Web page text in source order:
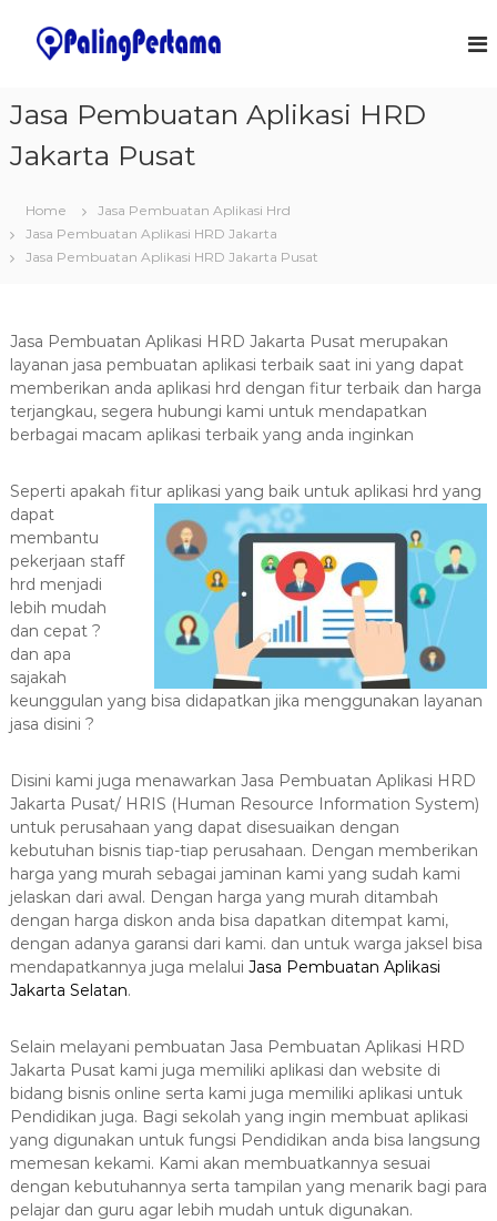
a
b
u
n
A
p
l
k
a
s
i
T
r
a
H
u
b
0
8
1
2
-
7
9
-
4
6
4
6
w
a
T
S
t
i
o
n
Jasa Pembuatan Aplikasi HRD
Jakarta Pusat
Home
Jasa Pembuatan Aplikasi Hrd
Jasa Pembuatan Aplikasi HRD Jakarta
Jasa Pembuatan Aplikasi HRD Jakarta Pusat
Jasa Pembuatan Aplikasi HRD Jakarta Pusat merupakan
layanan jasa pembuatan aplikasi terbaik saat ini yang dapat
memberikan anda aplikasi hrd dengan fitur terbaik dan harga
terjangkau, segera hubungi kami untuk mendapatkan
berbagai macam aplikasi terbaik yang anda inginkan
Seperti apakah fitur aplikasi yang baik untuk aplikasi hrd yang
dapat
membantu
pekerjaan staff
hrd menjadi
lebih mudah
dan cepat ?
dan apa
sajakah
keunggulan yang bisa didapatkan jika menggunakan layanan
jasa disini ?
Disini kami juga menawarkan Jasa Pembuatan Aplikasi HRD
Jakarta Pusat/ HRIS (Human Resource Information System)
untuk perusahaan yang dapat disesuaikan dengan
kebutuhan bisnis tiap-tiap perusahaan. Dengan memberikan
harga yang murah sebagai jaminan kami yang sudah kami
jelaskan dari awal. Dengan harga yang murah ditambah
dengan harga diskon anda bisa dapatkan ditempat kami,
dengan adanya garansi dari kami. dan untuk warga jaksel bisa
mendapatkannya juga melalui Jasa Pembuatan Aplikasi
Jakarta Selatan.
Selain melayani pembuatan Jasa Pembuatan Aplikasi HRD
Jakarta Pusat kami juga memiliki aplikasi dan website di
bidang bisnis online serta kami juga memiliki aplikasi untuk
Pendidikan juga. Bagi sekolah yang ingin membuat aplikasi
yang digunakan untuk fungsi Pendidikan anda bisa langsung
memesan kekami. Kami akan membuatkannya sesuai
dengan kebutuhannya serta tampilan yang menarik bagi para
pelajar dan guru agar lebih mudah untuk digunakan.